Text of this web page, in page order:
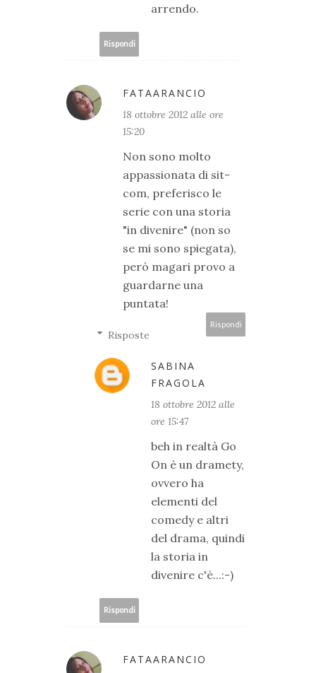
arrendo.
Rispondi
FATAARANCIO
18 ottobre 2012 alle ore
15:20
Non sono molto
appassionata di sit-
com, preferisco le
serie con una storia
"in divenire" (non so
se mi sono spiegata),
però magari provo a
guardarne una
puntata!
Rispondi
Risposte
SABINA
FRAGOLA
18 ottobre 2012 alle
ore 15:47
beh in realtà Go
On è un dramety,
ovvero ha
elementi del
comedy e altri
del drama, quindi
la storia in
divenire c'è...:-)
Rispondi
FATAARANCIO